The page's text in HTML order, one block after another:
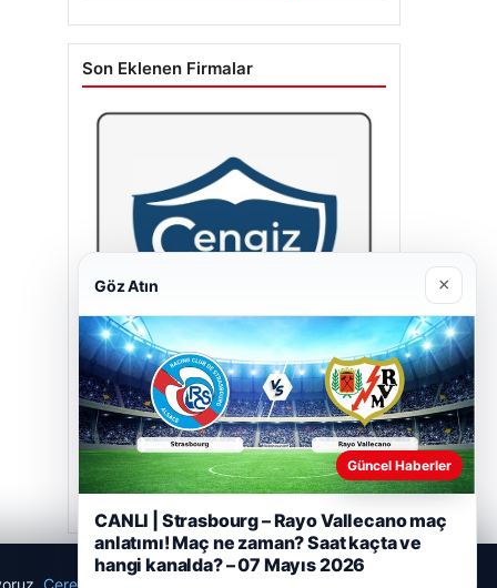
Son Eklenen Firmalar
Cengiz Sigorta
23/06/2026
Çerez Politikamız
Göz Atın ×
Güncel Haberler
CANLI | Strasbourg – Rayo Vallecano maç
anlatımı! Maç ne zaman? Saat kaçta ve
hangi kanalda? – 07 Mayıs 2026